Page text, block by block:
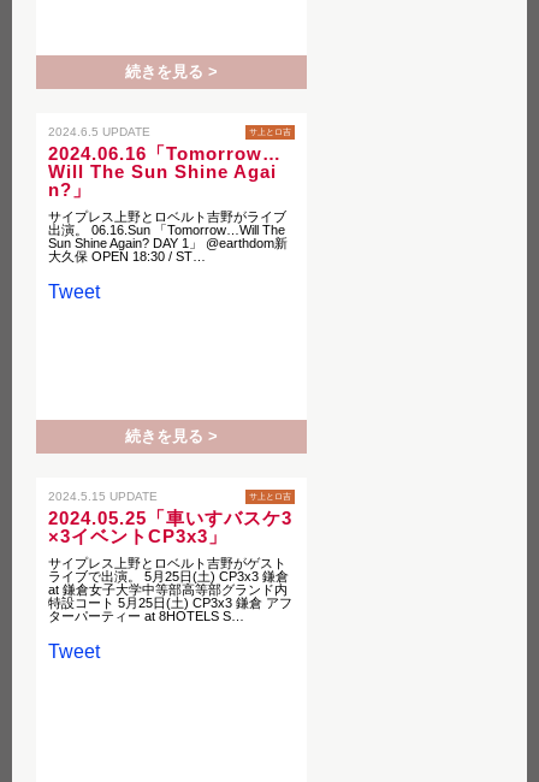
続きを見る >
2024.6.5 UPDATE サ上とロ吉
2024.06.16「Tomorrow…
Will The Sun Shine Agai
n?」
サイプレス上野とロベルト吉野がライブ
出演。 06.16.Sun 「Tomorrow…Will The
Sun Shine Again? DAY 1」 @earthdom新
大久保 OPEN 18:30 / ST…
Tweet
続きを見る >
2024.5.15 UPDATE サ上とロ吉
2024.05.25「車いすバスケ3
×3イベントCP3x3」
サイプレス上野とロベルト吉野がゲスト
ライブで出演。 5月25日(土) CP3x3 鎌倉
at 鎌倉女子大学中等部高等部グランド内
特設コート 5月25日(土) CP3x3 鎌倉 アフ
ターパーティー at 8HOTELS S…
Tweet